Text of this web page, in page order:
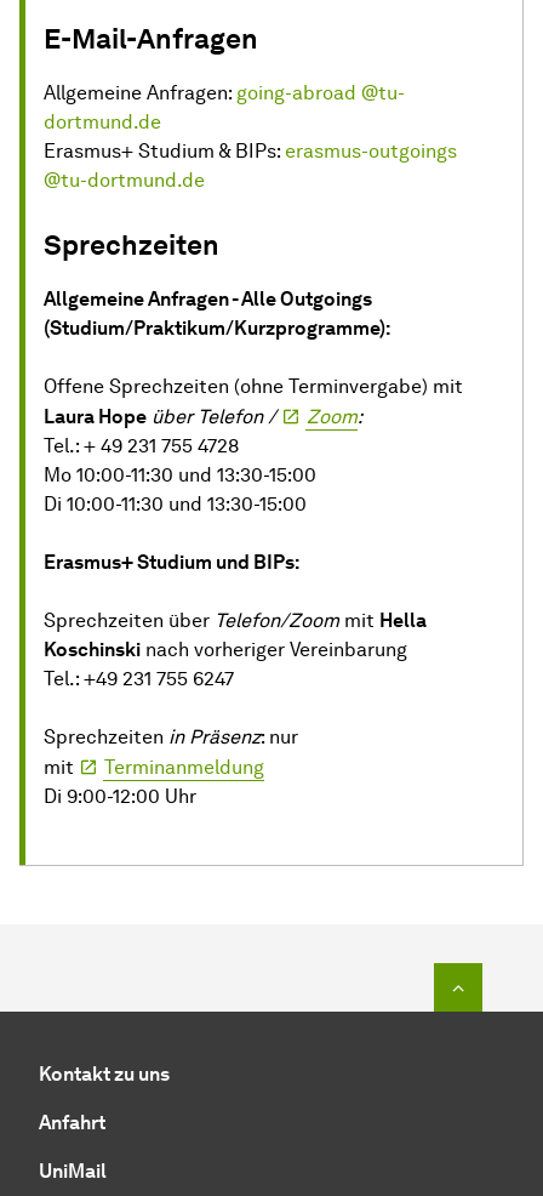
E-Mail-Anfragen
Allgemeine Anfragen: going-abroad @tu-
dortmund.de
Erasmus+ Studium & BIPs: erasmus-outgoings
@tu-dortmund.de
Sprechzeiten
Allgemeine Anfragen - Alle Outgoings
(Studium/Praktikum/Kurzprogramme):
Offene Sprechzeiten (ohne Terminvergabe) mit
Laura Hope über Telefon / Zoom:
Tel.: + 49 231 755 4728
Mo 10:00-11:30 und 13:30-15:00
Di 10:00-11:30 und 13:30-15:00
Erasmus+ Studium und BIPs:
Sprechzeiten über Telefon/Zoommit Hella
Koschinski nach vorheriger Vereinbarung
Tel.: +49 231 755 6247
Sprechzeiten in Präsenz: nur
mit
Terminanmeldung
Di 9:00-12:00 Uhr
Kontakt zu uns
Anfahrt
UniMail